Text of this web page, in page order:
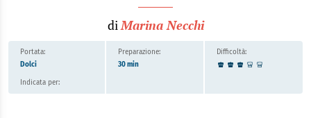
diMarina Necchi
Portata:
Dolci
Indicata per:
Preparazione:
30 min
Difficoltà: